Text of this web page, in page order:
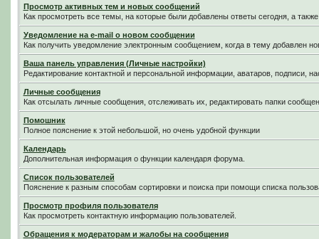
Просмотр активных тем и новых сообщений
Как просмотреть все темы, на которые были добавлены ответы сегодня, а
Уведомление на е-mail о новом сообщении
Как получить уведомление электронным сообщением, когда в тему добавлен
Ваша панель управления (Личные настройки)
Редактирование контактной и персональной информации, аватаров, подписи,
Личные сообщения
Как отсылать личные сообщения, отслеживать их, редактировать папки
Помошник
Полное пояснение к этой небольшой, но очень удобной функции
Календарь
Дополнительная информация о функции календаря форума.
Список пользователей
Пояснение к разным способам сортировки и поиска при помощи списка
Просмотр профиля пользователя
Как просмотреть контактную информацию пользователей.
Обращения к модераторам и жалобы на сообщения